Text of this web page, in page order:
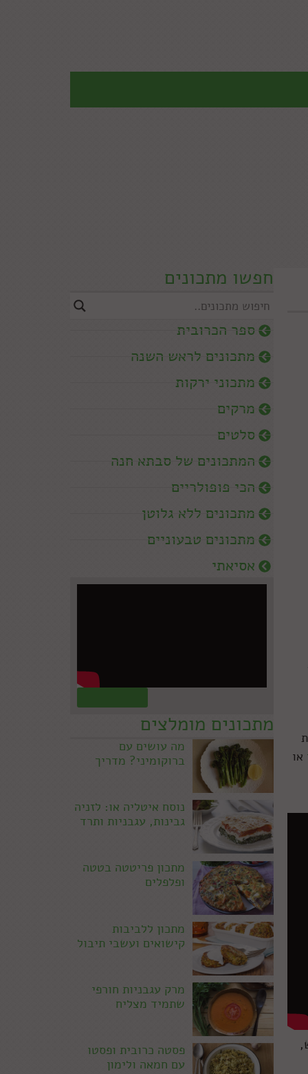
חפשו מתכונים
ספר הכרובית
מתכונים לראש השנה
מתכוני ירקות
מרקים
סלטים
המתכונים של סבתא חנה
הכי פופולריים
מתכונים ללא גלוטן
מתכונים טבעוניים
אסיאתי
מתכונים מומלצים
מה עושים עם
ברוקומיני? מדריך
נוסח איטליה או: לזניה
גבינות, עגבניות ותרד
מתכון פריטטה בטטה
ופלפלים
מתכון ללביבות
קישואים ועשבי תיבול
מרק עגבניות חורפי
שתמיד מצליח
פסטה כרובית ופסטו
עם חמאה ולימון
או